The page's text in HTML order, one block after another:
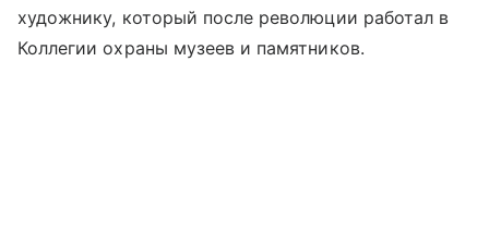
художнику, который после революции работал в
Коллегии охраны музеев и памятников.